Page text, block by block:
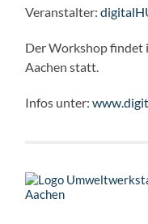
Veranstalter:
Der Workshop findet
Aachen statt.
Infos unter: